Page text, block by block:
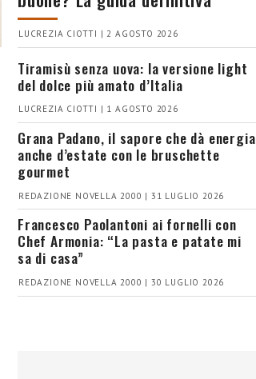
LUCREZIA CIOTTI | 2 AGOSTO 2026
Tiramisù senza uova: la versione light
del dolce più amato d’Italia
LUCREZIA CIOTTI | 1 AGOSTO 2026
Grana Padano, il sapore che dà energia
anche d’estate con le bruschette
gourmet
REDAZIONE NOVELLA 2000 | 31 LUGLIO 2026
Francesco Paolantoni ai fornelli con
Chef Armonia: “La pasta e patate mi
sa di casa”
REDAZIONE NOVELLA 2000 | 30 LUGLIO 2026